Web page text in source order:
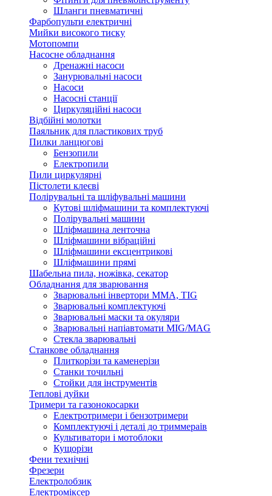
Шланги пневматичні
Фарбопульти електричні
Мийки високого тиску
Мотопомпи
Насосне обладнання
Дренажні насоси
Занурювальні насоси
Насоси
Насосні станції
Циркуляційні насоси
Відбійні молотки
Паяльник для пластикових труб
Пилки ланцюгові
Бензопили
Електропили
Пили циркулярні
Пістолети клеєві
Полірувальні та шліфувальні машини
Кутові шліфмашини та комплектуючі
Полірувальні машини
Шліфмашина ленточна
Шліфмашини вібраційні
Шліфмашини ексцентрикові
Шліфмашини прямі
Шабельна пила, ножівка, секатор
Обладнання для зварювання
Зварювальні інвертори ММА, TIG
Зварювальні комплектуючі
Зварювальні маски та окуляри
Зварювальні напіавтомати MIG/MAG
Стекла зварювальні
Станкове обладнання
Плиткорізи та каменерізи
Станки точильні
Стойки для інструментів
Теплові дуйки
Тримери та газонокосарки
Електротримери і бензотримери
Комплектуючі і деталі до триммераів
Культиватори і мотоблоки
Кущорізи
Фени технічні
Фрезери
Електролобзик
Електроміксер